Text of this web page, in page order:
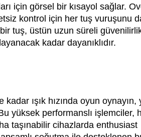
için görsel bir kısayol sağlar.
kontrol için her tuş vuruşunu
tuş, üstün uzun süreli
kadar dayanıklıdır.
ışık hızında oyun oynayın,
yüksek performanslı işlemciler,
taşınabilir cihazlarda enthusiast